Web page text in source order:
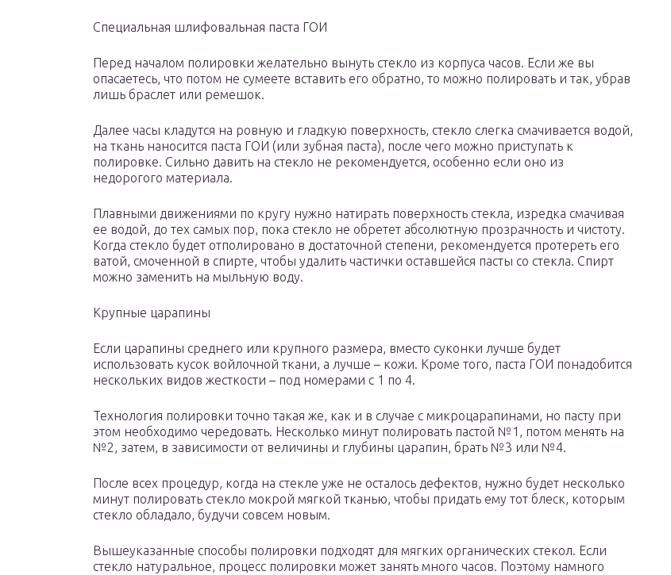
Специальная шлифовальная паста ГОИ
Перед началом полировки желательно вынуть стекло из корпуса часов. Если же вы
опасаетесь, что потом не сумеете вставить его обратно, то можно полировать и так, убрав
лишь браслет или ремешок.
Далее часы кладутся на ровную и гладкую поверхность, стекло слегка смачивается водой,
на ткань наносится паста ГОИ (или зубная паста), после чего можно приступать к
полировке. Сильно давить на стекло не рекомендуется, особенно если оно из
недорогого материала.
Плавными движениями по кругу нужно натирать поверхность стекла, изредка смачивая
ее водой, до тех самых пор, пока стекло не обретет абсолютную прозрачность и чистоту.
Когда стекло будет отполировано в достаточной степени, рекомендуется протереть его
ватой, смоченной в спирте, чтобы удалить частички оставшейся пасты со стекла. Спирт
можно заменить на мыльную воду.
Крупные царапины
Если царапины среднего или крупного размера, вместо суконки лучше будет
использовать кусок войлочной ткани, а лучше – кожи. Кроме того, паста ГОИ понадобится
нескольких видов жесткости – под номерами с 1 по 4.
Технология полировки точно такая же, как и в случае с микроцарапинами, но пасту при
этом необходимо чередовать. Несколько минут полировать пастой №1, потом менять на
№2, затем, в зависимости от величины и глубины царапин, брать №3 или №4.
После всех процедур, когда на стекле уже не осталось дефектов, нужно будет несколько
минут полировать стекло мокрой мягкой тканью, чтобы придать ему тот блеск, которым
стекло обладало, будучи совсем новым.
Вышеуказанные способы полировки подходят для мягких органических стекол. Если
стекло натуральное, процесс полировки может занять много часов. Поэтому намного